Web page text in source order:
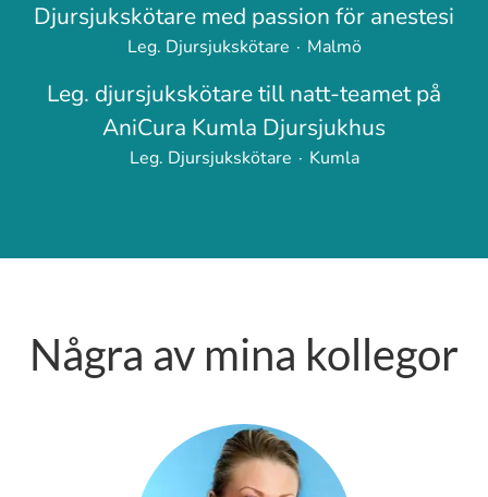
Djursjukskötare med passion för anestesi
Leg. Djursjukskötare · Malmö
Leg. djursjukskötare till natt-teamet på
AniCura Kumla Djursjukhus
Leg. Djursjukskötare · Kumla
Några av mina kollegor